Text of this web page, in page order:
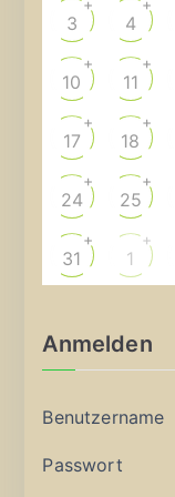
3
+
4
+
10
+
11
+
17
+
18
+
24
+
25
+
31
+
1
+
Anmelden
Benutzername
Passwort